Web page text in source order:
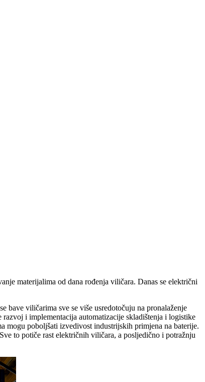
materijalima od dana rođenja viličara. Danas se električni
viličarima sve se više usredotočuju na pronalaženje
i implementacija automatizacije skladištenja i logistike
mogu poboljšati izvedivost industrijskih primjena na baterije.
to potiče rast električnih viličara, a posljedično i potražnju